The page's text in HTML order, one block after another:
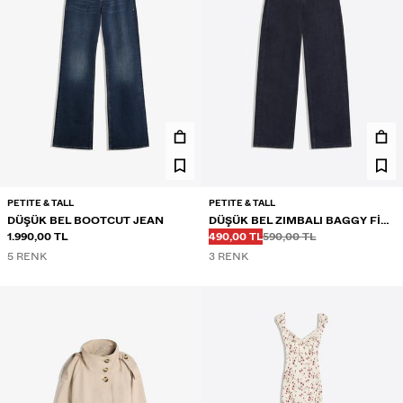
PETITE & TALL
DÜŞÜK BEL BOOTCUT JEAN
1.990,00 TL
5 RENK
PETITE & TALL
DÜŞÜK BEL ZIMBALI BAGGY FIT
JEAN
İNDIRIMLI FIYAT
490,00 TLÖnce
590,00 TL
Önce
3 RENK